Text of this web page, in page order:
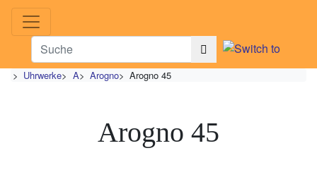
> Uhrwerke> A> Arogno> Arogno 45
Arogno 45